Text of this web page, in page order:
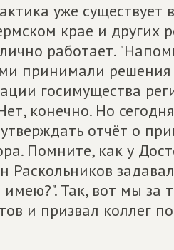
уже существует в
крае и других
работает.
принимали решения
госимущества
конечно. Но
отчёт о
Помните, как у
Раскольников
Так, вот мы за
и призвал коллег